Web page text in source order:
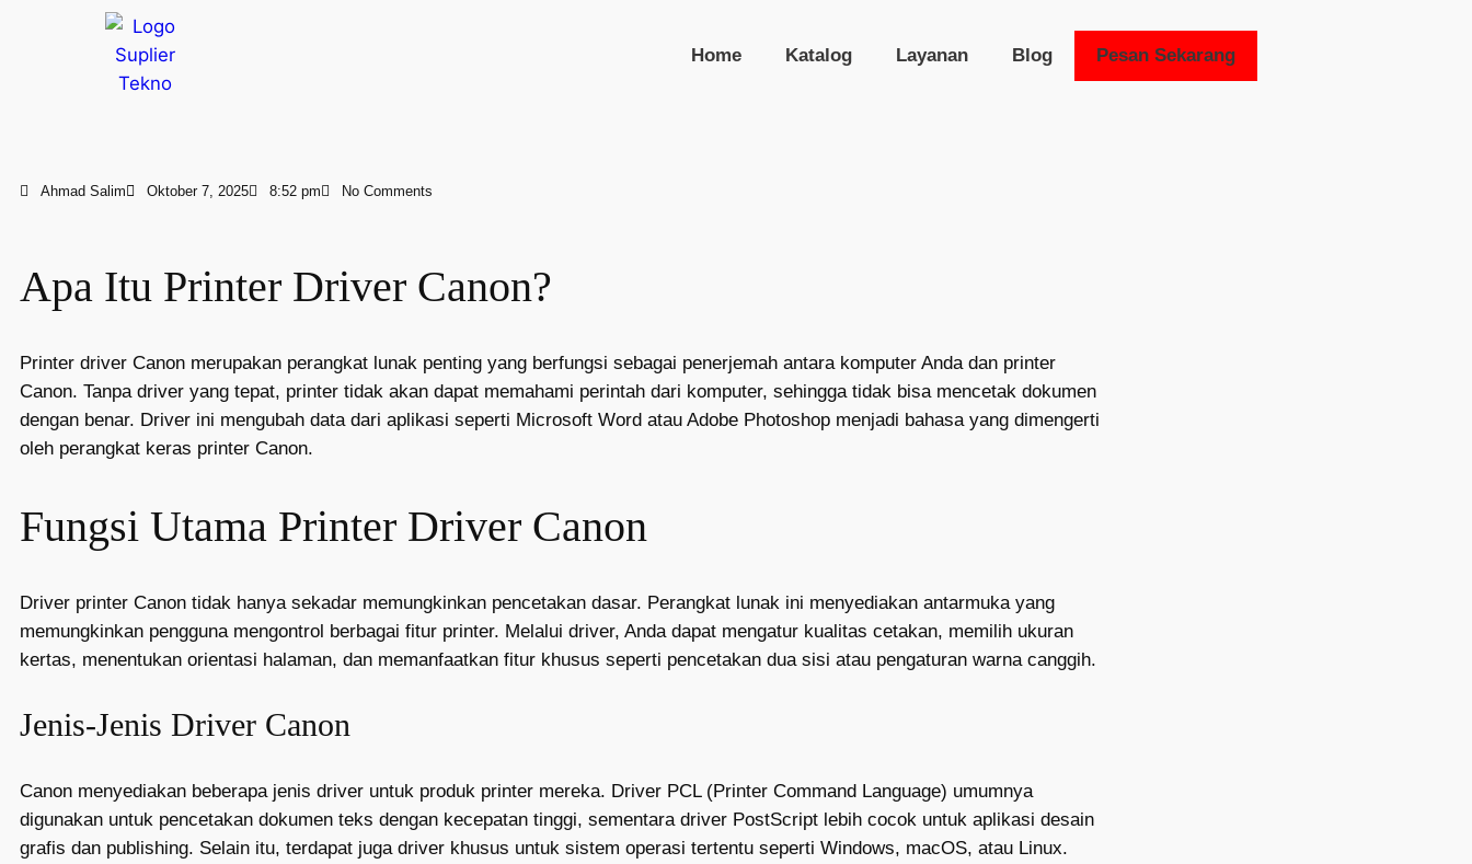
Home Katalog Layanan Blog Pesan Sekarang
Ahmad Salim Oktober 7, 2025 8:52 pm No Comments
Apa Itu Printer Driver Canon?
Printer driver Canon merupakan perangkat lunak penting yang berfungsi sebagai penerjemah antara komputer Anda dan printer
Canon. Tanpa driver yang tepat, printer tidak akan dapat memahami perintah dari komputer, sehingga tidak bisa mencetak dokumen
dengan benar. Driver ini mengubah data dari aplikasi seperti Microsoft Word atau Adobe Photoshop menjadi bahasa yang dimengerti
oleh perangkat keras printer Canon.
Fungsi Utama Printer Driver Canon
Driver printer Canon tidak hanya sekadar memungkinkan pencetakan dasar. Perangkat lunak ini menyediakan antarmuka yang
memungkinkan pengguna mengontrol berbagai fitur printer. Melalui driver, Anda dapat mengatur kualitas cetakan, memilih ukuran
kertas, menentukan orientasi halaman, dan memanfaatkan fitur khusus seperti pencetakan dua sisi atau pengaturan warna canggih.
Jenis-Jenis Driver Canon
Canon menyediakan beberapa jenis driver untuk produk printer mereka. Driver PCL (Printer Command Language) umumnya
digunakan untuk pencetakan dokumen teks dengan kecepatan tinggi, sementara driver PostScript lebih cocok untuk aplikasi desain
grafis dan publishing. Selain itu, terdapat juga driver khusus untuk sistem operasi tertentu seperti Windows, macOS, atau Linux.